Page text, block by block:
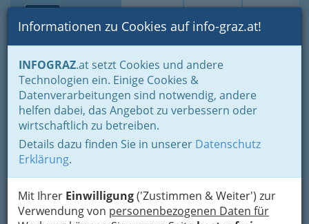
Suche Login Toggle
Informationen zu Cookies auf info-graz.at!
INFOGRAZ.at setzt Cookies und andere
Technologien ein. Einige Cookies &
Datenverarbeitungen sind notwendig, andere
helfen dabei, das Angebot zu verbessern oder
wirtschaftlich zu betreiben.
Details dazu finden Sie in unserer Datenschutz
Erklärung.
Mit Ihrer Einwilligung('Zustimmen & Weiter') zur
Verwendung von personenbezogenen Daten für
Home
Gastronomie
Gastronomie: Toprestaurants & Gasthäuser
Gaststätten - Gasthäuser - Gasthöfe
Der neue Jägerwirt
17, 8463 Fötschach
+43 3454 270